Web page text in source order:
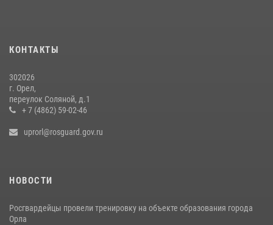
15 июля 2026, 14:49
КОНТАКТЫ
302026
г. Орел,
переулок Соляной, д.1
+ 7 (4862) 59-02-46
uprorl@rosguard.gov.ru
НОВОСТИ
Росгвардейцы провели тренировку на объекте образования города
Орла